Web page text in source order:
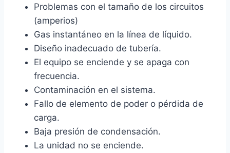
Problemas con el tamaño de los circuitos
(amperios)
Gas instantáneo en la línea de líquido.
Diseño inadecuado de tubería.
El equipo se enciende y se apaga con
frecuencia.
Contaminación en el sistema.
Fallo de elemento de poder o pérdida de
carga.
Baja presión de condensación.
La unidad no se enciende.